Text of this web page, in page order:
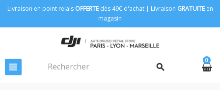
Livraison en point relais OFFERTEdès 49€ d'achat | Livraison GRATUITEen
magasin
view_headline search
0